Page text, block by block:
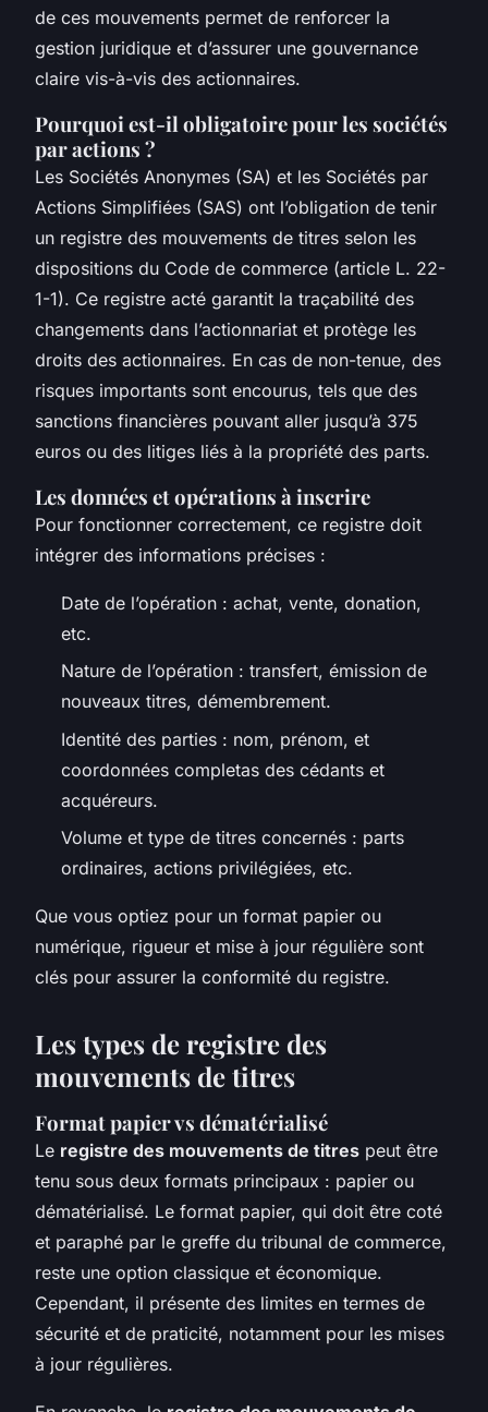
de ces mouvements permet de renforcer la
gestion juridique et d’assurer une gouvernance
claire vis-à-vis des actionnaires.
Pourquoi est-il obligatoire pour les sociétés
par actions ?
Les Sociétés Anonymes (SA) et les Sociétés par
Actions Simplifiées (SAS) ont l’obligation de tenir
un registre des mouvements de titres selon les
dispositions du Code de commerce (article L. 22-
1-1). Ce registre acté garantit la traçabilité des
changements dans l’actionnariat et protège les
droits des actionnaires. En cas de non-tenue, des
risques importants sont encourus, tels que des
sanctions financières pouvant aller jusqu’à 375
euros ou des litiges liés à la propriété des parts.
Les données et opérations à inscrire
Pour fonctionner correctement, ce registre doit
intégrer des informations précises :
Date de l’opération : achat, vente, donation,
etc.
Nature de l’opération : transfert, émission de
nouveaux titres, démembrement.
Identité des parties : nom, prénom, et
coordonnées completas des cédants et
acquéreurs.
Volume et type de titres concernés : parts
ordinaires, actions privilégiées, etc.
Que vous optiez pour un format papier ou
numérique, rigueur et mise à jour régulière sont
clés pour assurer la conformité du registre.
Les types de registre des
mouvements de titres
Format papier vs dématérialisé
Le registre des mouvements de titres peut être
tenu sous deux formats principaux : papier ou
dématérialisé. Le format papier, qui doit être coté
et paraphé par le greffe du tribunal de commerce,
reste une option classique et économique.
Cependant, il présente des limites en termes de
sécurité et de praticité, notamment pour les mises
à jour régulières.